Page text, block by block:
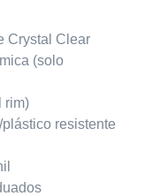
Crystal Clear
(solo
rim)
resistente